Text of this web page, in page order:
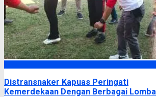
Distransnaker Kapuas Peringati
Kemerdekaan Dengan Berbagai Lomba